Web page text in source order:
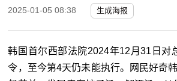
2025-01-05 08:38 生成海报
韩国 首尔西部法院2024年12月31日对
令，至今第4天仍未能执行。网民好奇